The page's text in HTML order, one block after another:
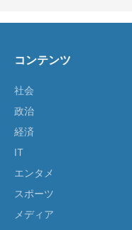
コンテンツ
社会
政治
経済
IT
エンタメ
スポーツ
メディア